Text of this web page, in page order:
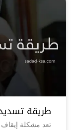
طريقة
تعد مشكلة إيقاف